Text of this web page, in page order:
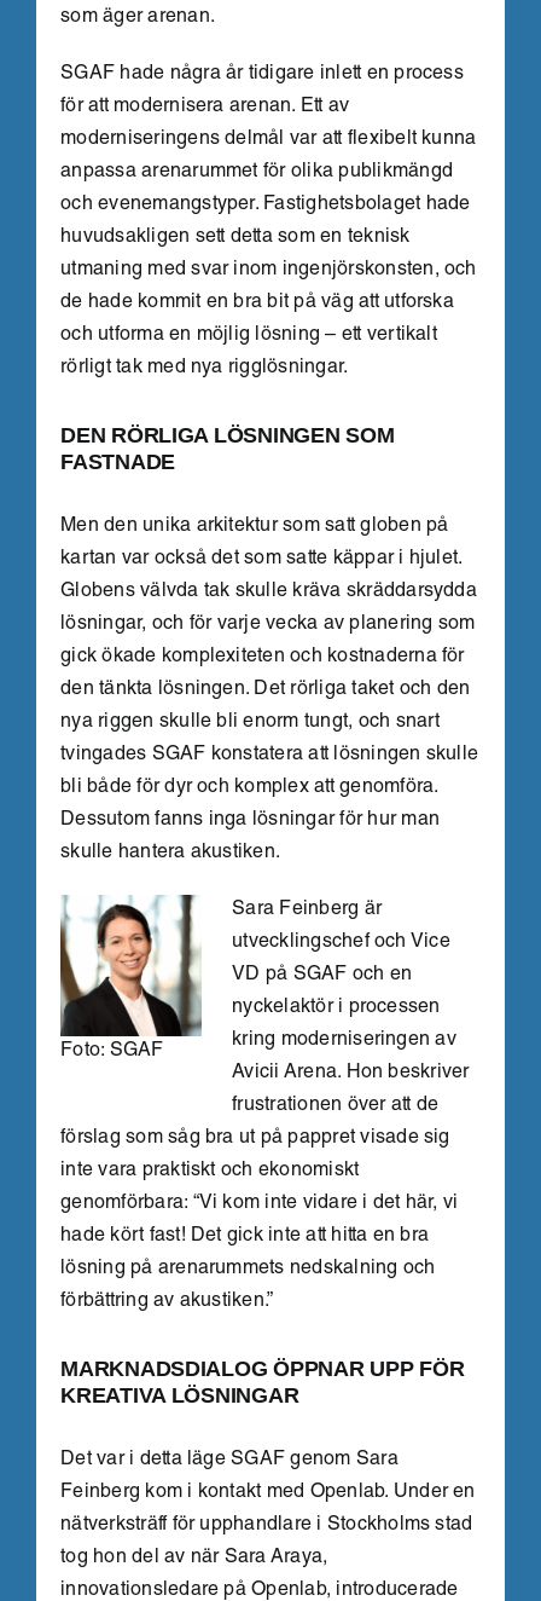
som äger arenan.
SGAF hade några år tidigare inlett en process
för att modernisera arenan. Ett av
moderniseringens delmål var att flexibelt kunna
anpassa arenarummet för olika publikmängd
och evenemangstyper. Fastighetsbolaget hade
huvudsakligen sett detta som en teknisk
utmaning med svar inom ingenjörskonsten, och
de hade kommit en bra bit på väg att utforska
och utforma en möjlig lösning – ett vertikalt
rörligt tak med nya rigglösningar.
DEN RÖRLIGA LÖSNINGEN SOM
FASTNADE
Men den unika arkitektur som satt globen på
kartan var också det som satte käppar i hjulet.
Globens välvda tak skulle kräva skräddarsydda
lösningar, och för varje vecka av planering som
gick ökade komplexiteten och kostnaderna för
den tänkta lösningen. Det rörliga taket och den
nya riggen skulle bli enorm tungt, och snart
tvingades SGAF konstatera att lösningen skulle
bli både för dyr och komplex att genomföra.
Dessutom fanns inga lösningar för hur man
skulle hantera akustiken.
Foto: SGAF
Sara Feinberg är
utvecklingschef och Vice
VD på SGAF och en
nyckelaktör i processen
kring moderniseringen av
Avicii Arena. Hon beskriver
frustrationen över att de
förslag som såg bra ut på pappret visade sig
inte vara praktiskt och ekonomiskt
genomförbara: “Vi kom inte vidare i det här, vi
hade kört fast! Det gick inte att hitta en bra
lösning på arenarummets nedskalning och
förbättring av akustiken.”
MARKNADSDIALOG ÖPPNAR UPP FÖR
KREATIVA LÖSNINGAR
Det var i detta läge SGAF genom Sara
Feinberg kom i kontakt med Openlab. Under en
nätverksträff för upphandlare i Stockholms stad
tog hon del av när Sara Araya,
innovationsledare på Openlab, introducerade